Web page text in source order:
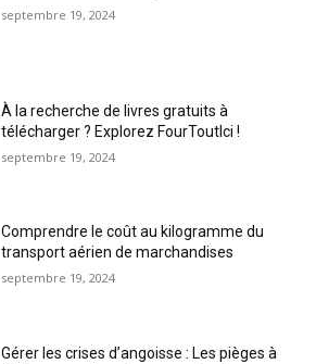
septembre 19, 2024
À la recherche de livres gratuits à
télécharger ? Explorez FourToutIci !
septembre 19, 2024
Comprendre le coût au kilogramme du
transport aérien de marchandises
septembre 19, 2024
Gérer les crises d’angoisse : Les pièges à